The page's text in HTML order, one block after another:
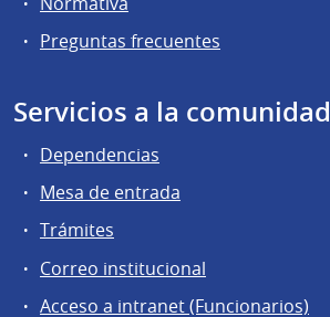
Preguntas frecuentes
Servicios a la comunidad
Dependencias
Mesa de entrada
Trámites
Correo institucional
Acceso a intranet (Funcionarios)